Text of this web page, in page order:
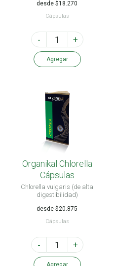
desde $18.270
Cápsulas
- +
Agregar
Organikal Chlorella
Cápsulas
Chlorella vulgaris (de alta
digestibilidad)
desde $20.875
Cápsulas
- +
Agregar